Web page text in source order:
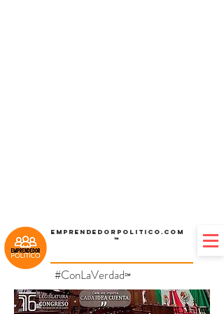
Emprendedorpolitico.com
™
#ConLaVerdad℠